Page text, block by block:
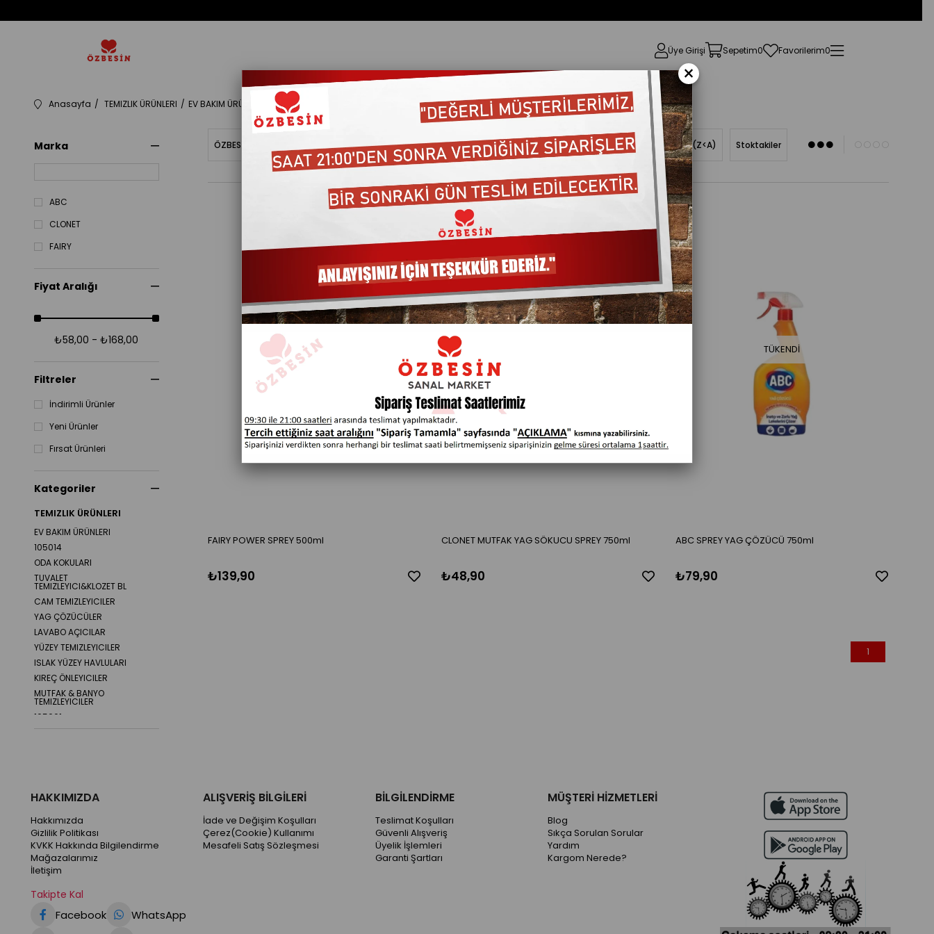
Üye Girişi Sepetim0 Favorilerim0
Anasayfa TEMIZLIK ÜRÜNLERI EV BAKIM ÜRÜNLERI 105014
Marka
ABC
CLONET
FAIRY
Fiyat Aralığı
₺58,00 - ₺168,00
Filtreler
İndirimli Ürünler
Yeni Ürünler
Fırsat Ürünleri
Kategoriler
TEMIZLIK ÜRÜNLERI
EV BAKIM ÜRÜNLERI
105014
ODA KOKULARI
TUVALET
TEMIZLEYICI&KLOZET BL
CAM TEMIZLEYICILER
YAG ÇÖZÜCÜLER
LAVABO AÇICILAR
YÜZEY TEMIZLEYICILER
ISLAK YÜZEY HAVLULARI
KIREÇ ÖNLEYICILER
MUTFAK & BANYO
TEMIZLEYICILER
105001
105002
105006
105008
105009
105015
105016
105010
105011
ÖZBESINBAKIYE Fiyata Göre (Artan) Fiyata Göre (Azalan) Ürün Adına Göre (A>Z) Ürün Adına Göre (Z<A) Stoktakiler
TÜKENDI
FAIRY POWER SPREY 500ml
₺139,90
CLONET MUTFAK YAG SÖKUCU SPREY 750ml
₺48,90
TÜKENDI
ABC SPREY YAG ÇÖZÜCÜ 750ml
₺79,90
1
HAKKIMIZDA
Hakkımızda
Gizlilik Politikası
KVKK Hakkında Bilgilendirme
Mağazalarımız
İletişim
Takipte Kal
Facebook
WhatsApp
ALIŞVERİŞ BİLGİLERİ
İade ve Değişim Koşulları
Çerez(Cookie) Kullanımı
Mesafeli Satış Sözleşmesi
BİLGİLENDİRME
Teslimat Koşulları
Güvenli Alışveriş
Üyelik İşlemleri
Garanti Şartları
MÜŞTERİ HİZMETLERİ
Blog
Sıkça Sorulan Sorular
Yardım
Kargom Nerede?
×